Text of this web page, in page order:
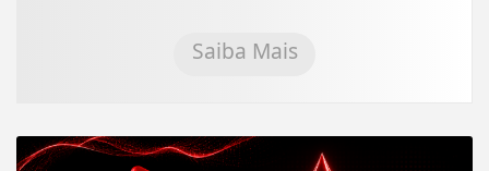
Saiba Mais